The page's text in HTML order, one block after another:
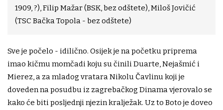
1909, ?), Filip Mažar (BSK, bez odštete), Miloš Jovičić
(TSC Bačka Topola - bez odštete)
Sve je počelo - idilično. Osijek je na početku priprema
imao kičmu momčadi koju su činili Duarte, Nejašmić i
Mierez, a za mladog vratara Nikolu Čavlinu koji je
doveden na posudbu iz zagrebačkog Dinama vjerovalo se
kako će biti posljednji njezin kralježak. Uz to Boto je doveo